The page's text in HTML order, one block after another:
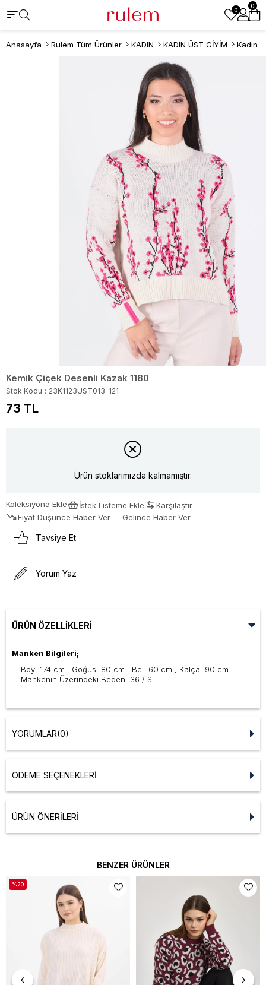
0
0
Anasayfa Rulem Tüm Ürünler KADIN KADIN ÜST GİYİM Kadın
Kemik Çiçek Desenli Kazak 1180
Stok Kodu 23K1123UST013-121
73 TL
Ürün stoklarımızda kalmamıştır.
Koleksiyona Ekle İstek Listeme Ekle
Karşılaştır
Fiyat Düşünce Haber Ver
Gelince Haber Ver
Tavsiye Et
Yorum Yaz
ÜRÜN ÖZELLIKLERI
Manken Bilgileri;
Boy: 174 cm , Göğüs: 80 cm , Bel: 60 cm , Kalça: 90 cm
Mankenin Üzerindeki Beden: 36 / S
YORUMLAR(0)
ÖDEME SEÇENEKLERI
ÜRÜN ÖNERILERI
BENZER ÜRÜNLER
%20